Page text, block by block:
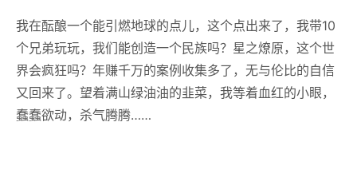
我在酝酿一个能引燃地球的点儿，这个点出来了，我带10
个兄弟玩玩，我们能创造一个民族吗？星之燎原，这个世
界会疯狂吗？年赚千万的案例收集多了，无与伦比的自信
又回来了。望着满山绿油油的韭菜，我等着血红的小眼，
蠢蠢欲动，杀气腾腾……